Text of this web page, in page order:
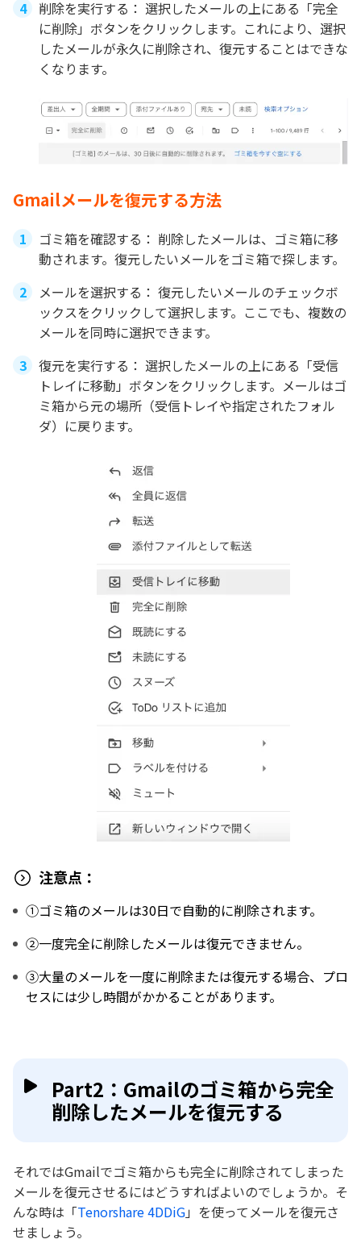
削除を実行する： 選択したメールの上にある「完全
に削除」ボタンをクリックします。これにより、選択
したメールが永久に削除され、復元することはできな
くなります。
Gmailメールを復元する方法
ゴミ箱を確認する： 削除したメールは、ゴミ箱に移
動されます。復元したいメールをゴミ箱で探します。
メールを選択する： 復元したいメールのチェックボ
ックスをクリックして選択します。ここでも、複数の
メールを同時に選択できます。
復元を実行する： 選択したメールの上にある「受信
トレイに移動」ボタンをクリックします。メールはゴ
ミ箱から元の場所（受信トレイや指定されたフォル
ダ）に戻ります。
注意点：
①ゴミ箱のメールは30日で自動的に削除されます。
②一度完全に削除したメールは復元できません。
③大量のメールを一度に削除または復元する場合、プロ
セスには少し時間がかかることがあります。
Part2：Gmailのゴミ箱から完全
削除したメールを復元する
それではGmailでゴミ箱からも完全に削除されてしまった
メールを復元させるにはどうすればよいのでしょうか。そ
んな時は「Tenorshare 4DDiG」を使ってメールを復元さ
せましょう。